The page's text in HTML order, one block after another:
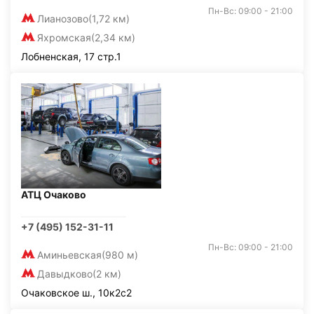
Лианозово(1,72 км)
Яхромская(2,34 км)
Пн-Вс: 09:00 - 21:00
Лобненская, 17 стр.1
АТЦ Очаково
+7 (495) 152-31-11
Аминьевская(980 м)
Давыдково(2 км)
Пн-Вс: 09:00 - 21:00
Очаковское ш., 10к2с2